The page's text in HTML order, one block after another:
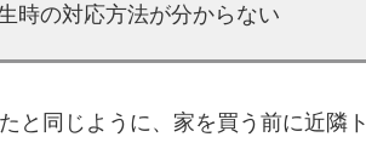
時の対応方法が分からない
と同じように、家を買う前に近隣